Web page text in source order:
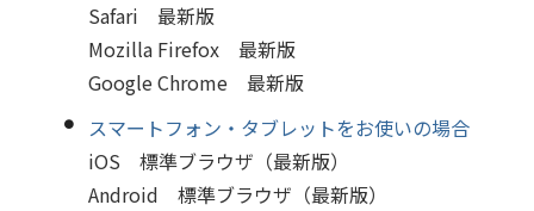
Safari 最新版
Mozilla Firefox 最新版
Google Chrome 最新版
スマートフォン・タブレットをお使いの場合
iOS 標準ブラウザ（最新版）
Android 標準ブラウザ（最新版）